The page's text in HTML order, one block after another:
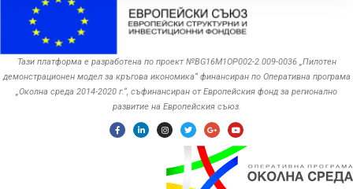
Тази платформа е разработена по проект №BG16M1OP002-2.‎009-0036 „Пилотен
демонстрационен модел за кръгова икономика“ финансиран по Оперативна програма
„Околна среда ‎‎2014-2020 г.“, съфинансиран от Европейския фонд за регионално
развитие на Европейския съюз.